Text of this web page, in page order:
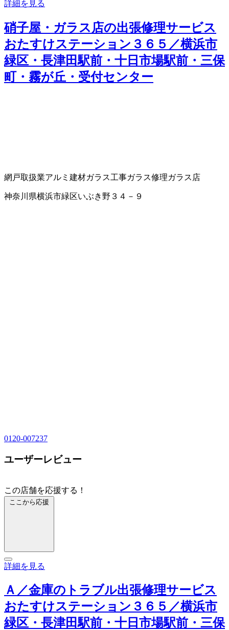
詳細を見る
硝子屋・ガラス店の出張修理サービス
おたすけステーション３６５／横浜市
緑区・長津田駅前・十日市場駅前・三保
町・霧が丘・受付センター
網戸取扱業アルミ建材ガラス工事ガラス修理ガラス店
神奈川県横浜市緑区いぶき野３４－９
0120-007237
ユーザーレビュー
この店舗を応援する！
ここから応援
詳細を見る
Ａ／金庫のトラブル出張修理サービス
おたすけステーション３６５／横浜市
緑区・長津田駅前・十日市場駅前・三保